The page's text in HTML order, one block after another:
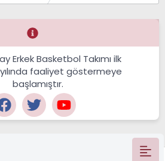
Erkek Basketbol Takımı ilk
yılında faaliyet göstermeye
başlamıştır.